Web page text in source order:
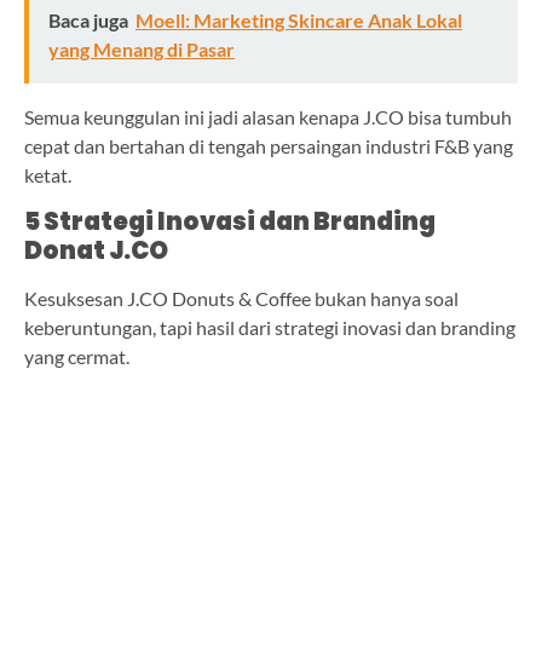
Baca juga Moell: Marketing Skincare Anak Lokal
yang Menang di Pasar
Semua keunggulan ini jadi alasan kenapa J.CO bisa tumbuh
cepat dan bertahan di tengah persaingan industri F&B yang
ketat.
5 Strategi Inovasi dan Branding
Donat J.CO
Kesuksesan J.CO Donuts & Coffee bukan hanya soal
keberuntungan, tapi hasil dari strategi inovasi dan branding
yang cermat.